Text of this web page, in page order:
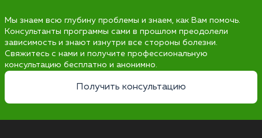
Мы знаем всю глубину проблемы и знаем, как Вам помочь.
Консультанты программы сами в прошлом преодолели
зависимость и знают изнутри все стороны болезни.
Свяжитесь с нами и получите профессиональную
консультацию бесплатно и анонимно.
Получить консультацию